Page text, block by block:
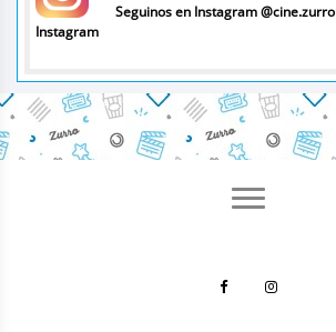
Instagram
Seguinos en Instagram @cine.zurro